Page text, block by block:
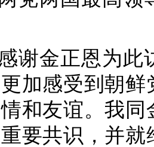
谢金正恩为此
加感受到朝
和友谊。我
要共识，并